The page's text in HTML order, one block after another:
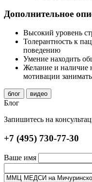
Дополнительное
Высокий уровень
Толерантность к
поведению
Умение находить
Желание и наличие
мотивации
блог видео
Блог
Запишитесь на
+7 (495) 730-77-30
Ваше имя